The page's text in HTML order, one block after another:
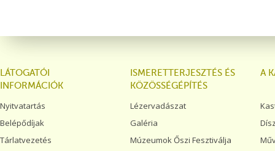
LÁTOGATÓI
INFORMÁCIÓK
Nyitvatartás
Belépődíjak
Tárlatvezetés
ISMERETTERJESZTÉS ÉS
KÖZÖSSÉGÉPÍTÉS
Lézervadászat
Galéria
Múzeumok Őszi Fesztiválja
A